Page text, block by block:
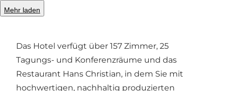
Mehr laden
Das Hotel verfügt über 157 Zimmer, 25
Tagungs- und Konferenzräume und das
Restaurant Hans Christian, in dem Sie mit
hochwertigen, nachhaltig produzierten